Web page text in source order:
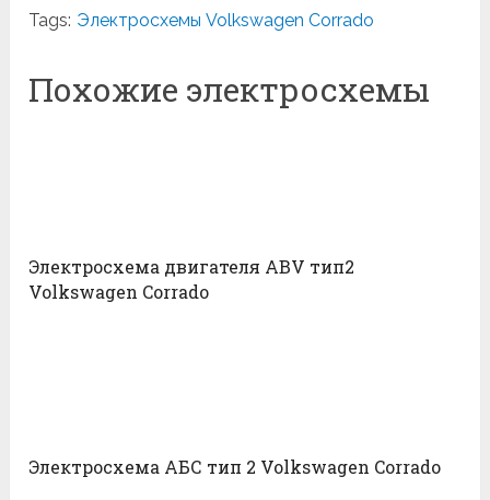
Tags: Электросхемы Volkswagen Corrado
Похожие электросхемы
Электросхема двигателя ABV тип2
Volkswagen Corrado
Электросхема АБС тип 2 Volkswagen Corrado